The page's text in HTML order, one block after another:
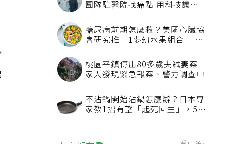
團隊駐醫院找痛點 用科技讓醫
糖尿病前期怎麼救？美國心臟協
會研究推「1夢幻水果組合」 酪
桃園平鎮傳出80多歲夫弒妻案
家人發現緊急報案、警方調查中
不沾鍋開始沾鍋怎麼辦？日本專
家教1招有望「起死回生」，5情